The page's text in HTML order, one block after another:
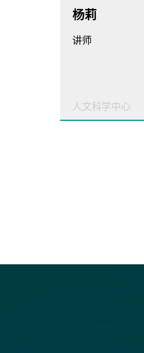
杨莉
讲师
人文科学中心